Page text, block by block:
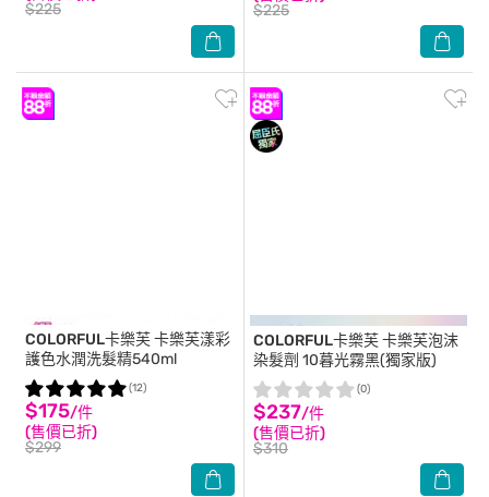
$225
$225
COLORFUL卡樂芙卡樂芙漾彩
護色水潤洗髮精540ml
$175/件
(售價已折)
$299
(12)
COLORFUL卡樂芙卡樂芙泡沫
染髮劑 10暮光霧黑(獨家版)
$237/件
(售價已折)
$310
(0)